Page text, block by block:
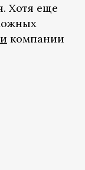
Хотя еще
компании